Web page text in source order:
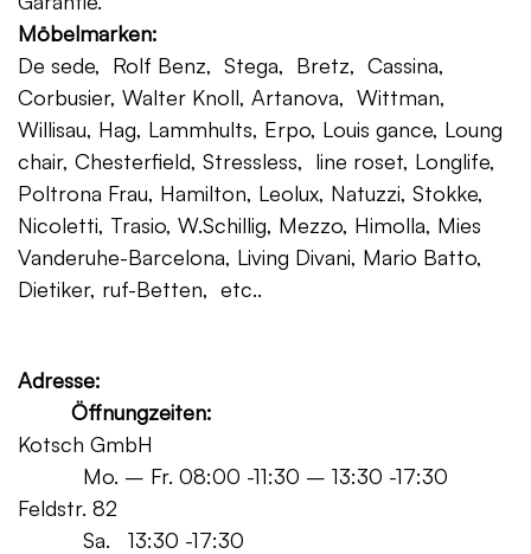
Möbelmarken:
De sede, Rolf Benz, Stega, Bretz, Cassina,
Corbusier, Walter Knoll, Artanova, Wittman,
Willisau, Hag, Lammhults, Erpo, Louis gance, Loung
chair, Chesterfield, Stressless, line roset, Longlife,
Poltrona Frau, Hamilton, Leolux, Natuzzi, Stokke,
Nicoletti, Trasio, W.Schillig, Mezzo, Himolla, Mies
Vanderuhe-Barcelona, Living Divani, Mario Batto,
Dietiker, ruf-Betten, etc..
Adresse:
Öffnungzeiten:
Kotsch GmbH
Mo. – Fr. 08:00 -11:30 – 13:30 -17:30
Feldstr. 82
Sa. 13:30 -17:30